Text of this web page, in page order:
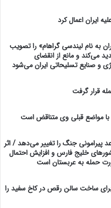
ایران اعمال کرد
به نام لیندسی گراهام» را تصویب
می‌کند و مانع از انقضای
و صنایع تسلیحاتی ایران می‌شود
قرار گرفت
با مواضع قبلی وی متناقض است
پیرامونی جنگ را تغییر می‌دهد / اثر
خلیج فارس و افزایش احتمال
حمله به عربستان است
برای ساخت سالن رقص در کاخ سفید را